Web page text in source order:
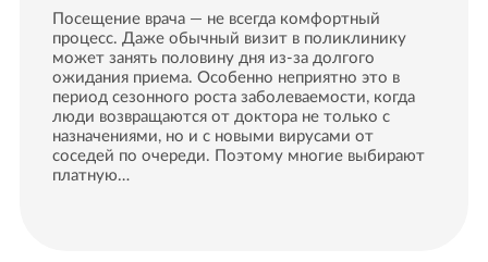
Посещение врача — не всегда комфортный
процесс. Даже обычный визит в поликлинику
может занять половину дня из-за долгого
ожидания приема. Особенно неприятно это в
период сезонного роста заболеваемости, когда
люди возвращаются от доктора не только с
назначениями, но и с новыми вирусами от
соседей по очереди. Поэтому многие выбирают
платную…